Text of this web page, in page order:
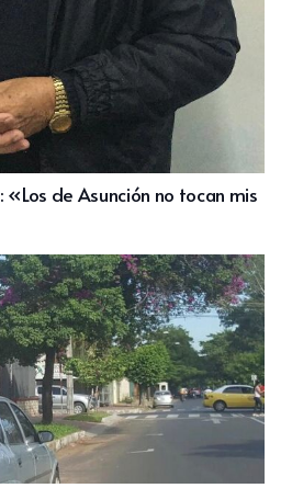
de Asunción no tocan mis